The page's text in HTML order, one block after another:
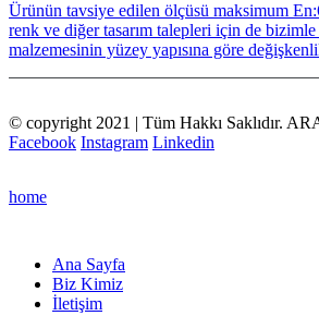
Ürünün tavsiye edilen ölçüsü maksimum
renk ve diğer tasarım talepleri için de
malzemesinin yüzey yapısına göre
© copyright 2021 | Tüm Hakkı Saklıdır.
Facebook Instagram Linkedin
home
Ana Sayfa
Biz Kimiz
İletişim